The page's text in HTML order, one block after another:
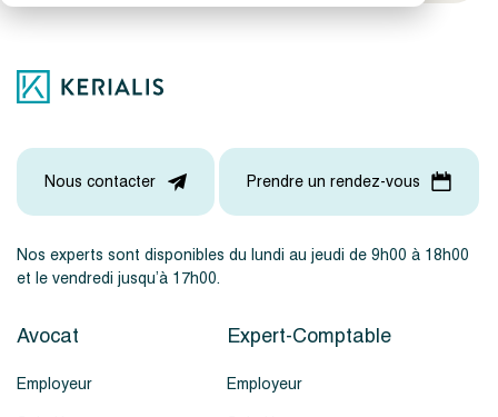
Nos experts sont disponibles du lundi au jeudi de 9h00 à 18h00
et le vendredi jusqu’à 17h00.
Nous contacter Prendre un rendez-vous
Avocat
Employeur
Expert-Comptable
Employeur